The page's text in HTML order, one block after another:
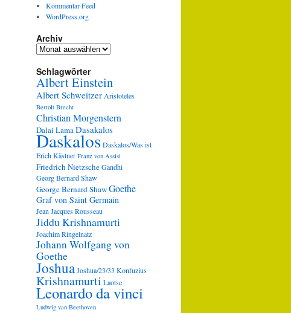
Kommentar-Feed
WordPress.org
Archiv
Archiv
Schlagwörter
Albert Einstein
Albert Schweitzer Aristoteles
Bertolt Brecht
Christian Morgenstern
Dalai LamaDasakalos
DaskalosDaskalos/Was ist
Erich Kästner Franz von Assisi
Friedrich NietzscheGandhi
Georg Bernard Shaw
George Bernard ShawGoethe
Graf von Saint Germain
Jean Jacques Rousseau
Jiddu Krishnamurti
Joachim Ringelnatz
Johann Wolfgang von
Goethe
JoshuaJoshua/23/33 Konfuzius
Krishnamurti Laotse
Leonardo da vinci
Ludwig van Beethoven